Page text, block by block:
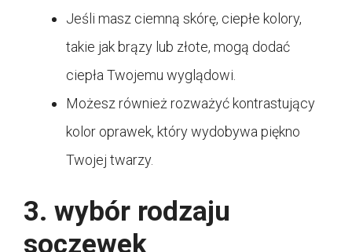
Jeśli masz ciemną skórę, ciepłe kolory,
takie jak brązy lub złote, mogą dodać
ciepła Twojemu wyglądowi.
Możesz również rozważyć kontrastujący
kolor oprawek, który wydobywa piękno
Twojej twarzy.
3. wybór rodzaju
soczewek